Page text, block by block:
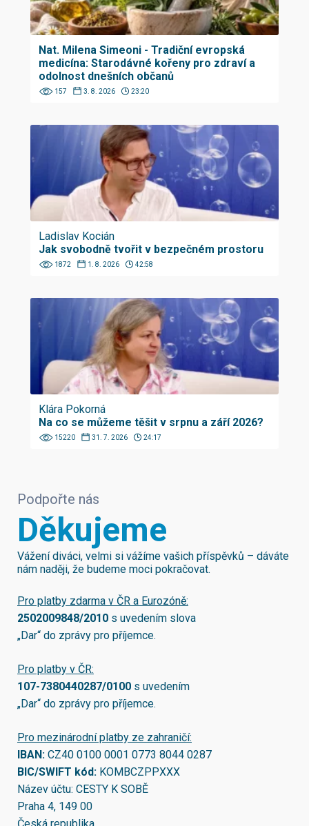
Nat. Milena Simeoni - Tradiční evropská
medicína: Starodávné kořeny pro zdraví a
odolnost dnešních občanů
157 3. 8. 2026 23:20
Ladislav Kocián
Jak svobodně tvořit v bezpečném prostoru
1872 1. 8. 2026 42:58
Klára Pokorná
Na co se můžeme těšit v srpnu a září 2026?
15220 31. 7. 2026 24:17
Podpořte nás
Děkujeme
Vážení diváci, velmi si vážíme vašich příspěvků – dáváte
nám naději, že budeme moci pokračovat.
Pro platby zdarma v ČR a Eurozóně:
2502009848/2010 s uvedením slova
„Dar“ do zprávy pro příjemce.
Pro platby v ČR:
107-7380440287/0100 s uvedením
„Dar“ do zprávy pro příjemce.
Pro mezinárodní platby ze zahraničí:
IBAN: CZ40 0100 0001 0773 8044 0287
BIC/SWIFT kód: KOMBCZPPXXX
Název účtu: CESTY K SOBĚ
Praha 4, 149 00
Česká republika